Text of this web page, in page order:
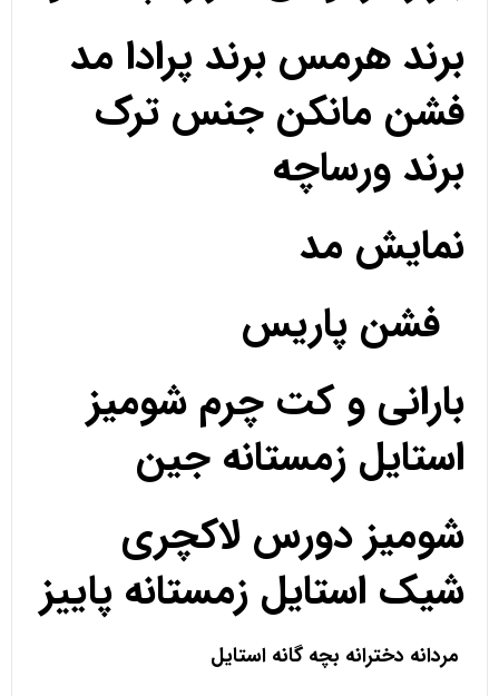
برند هرمس برند پرادا مد
فشن مانکن جنس ترک
برند ورساچه
نمایش مد
فشن پاریس
بارانی و کت چرم شومیز
استایل زمستانه جین
شومیز دورس لاکچری
شیک استایل زمستانه پاییز
مردانه دخترانه بچه گانه استایل